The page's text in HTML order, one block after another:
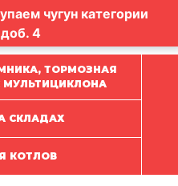
чугун категории
доб. 4
ТОРМОЗНАЯ
МУЛЬТИЦИКЛОНА
СКЛАДАХ
КОТЛОВ